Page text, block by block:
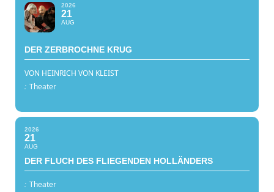
2026
21
AUG
DER ZERBROCHNE KRUG
VON HEINRICH VON KLEIST
: Theater
2026
21
AUG
DER FLUCH DES FLIEGENDEN HOLLÄNDERS
: Theater